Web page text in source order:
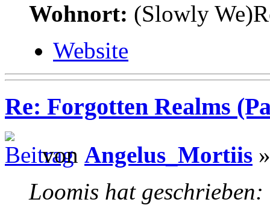
Wohnort: (Slowly
Website
Re: Forgotten Realms
von Angelus_Mortiis
Loomis hat geschrieben: